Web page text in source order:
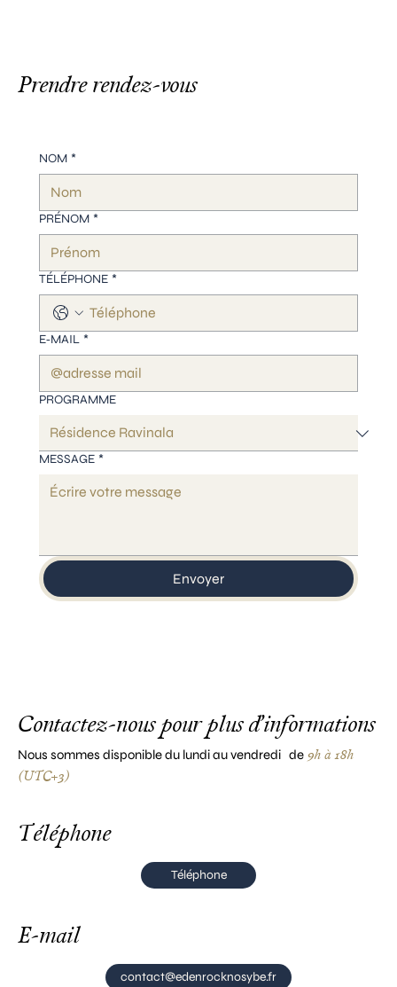
Prendre rendez-vous
NOM *
PRÉNOM *
TÉLÉPHONE *
E‑MAIL *
PROGRAMME
MESSAGE *
Envoyer
Contactez-nous pour plus d’informations
Nous sommes disponible du lundi au vendredi de 9h à 18h
(UTC+3)
Téléphone
Téléphone
E-mail
contact@edenrocknosybe.fr